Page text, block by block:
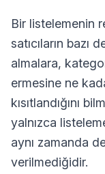
Bir listelemenin
satıcıların bazı
almalara,
ermesine ne
kısıtlandığını
yalnızca
aynı zamanda
verilmediğidir.